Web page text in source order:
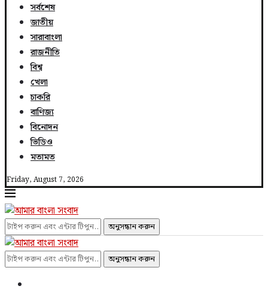
সর্বশেষ
জাতীয়
সারাবাংলা
রাজনীতি
বিশ্ব
খেলা
চাকরি
বাণিজ্য
বিনোদন
ভিডিও
মতামত
Friday, August 7, 2026
অনুসন্ধান করুন
অনুসন্ধান করুন